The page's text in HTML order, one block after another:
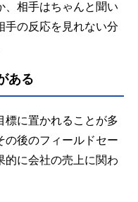
、相手はちゃんと聞い
手の反応を見れない分
ある
標に置かれることが多
の後のフィールドセー
的に会社の売上に関わ